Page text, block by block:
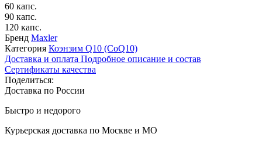
60 капс.
90 капс.
120 капс.
Бренд Maxler
Категория Коэнзим Q10 (CoQ10)
Доставка и оплата Подробное описание и состав
Сертификаты качества
Поделиться:
Доставка по России
Быстро и недорого
Курьерская доставка по Москве и МО